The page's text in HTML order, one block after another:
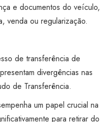
e documentos do veículo,
venda ou regularização.
de transferência de
divergências nas
de Transferência.
um papel crucial na
para retirar do